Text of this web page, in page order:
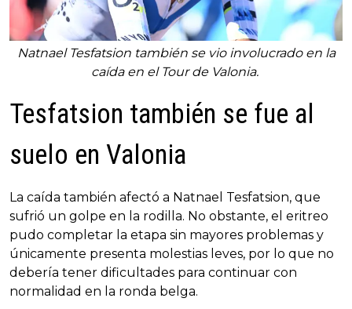
Natnael Tesfatsion también se vio involucrado en la
caída en el Tour de Valonia.
Tesfatsion también se fue al
suelo en Valonia
La caída también afectó a Natnael Tesfatsion, que
sufrió un golpe en la rodilla. No obstante, el eritreo
pudo completar la etapa sin mayores problemas y
únicamente presenta molestias leves, por lo que no
debería tener dificultades para continuar con
normalidad en la ronda belga.